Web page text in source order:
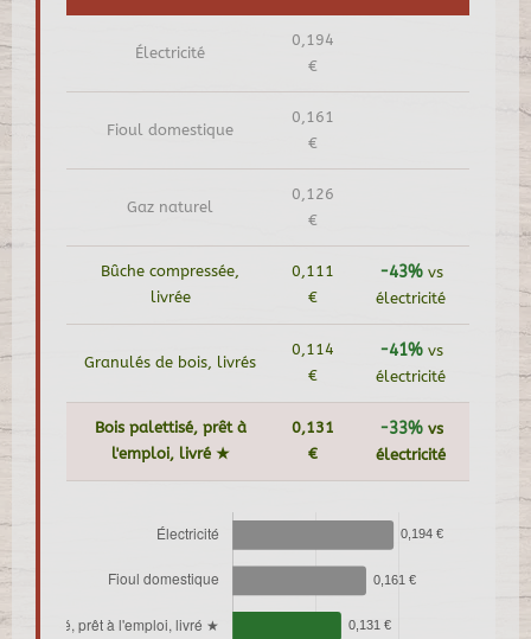
Électricité
0,194
€
Fioul domestique
0,161
€
Gaz naturel
0,126
€
Bûche compressée,
livrée
0,111
€
-43%vs
électricité
Granulés de bois, livrés
0,114
€
-41%vs
électricité
Bois palettisé, prêt à
l'emploi, livré ★
0,131
€
-33%vs
électricité